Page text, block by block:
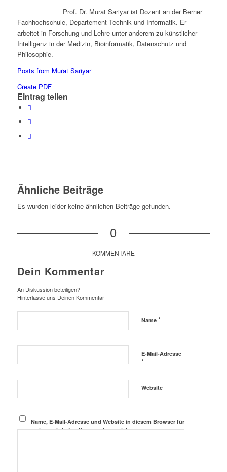
Prof. Dr. Murat Sariyar ist Dozent an der Berner
Fachhochschule, Departement Technik und Informatik. Er
arbeitet in Forschung und Lehre unter anderem zu künstlicher
Intelligenz in der Medizin, Bioinformatik, Datenschutz und
Philosophie.
Posts from Murat Sariyar
Create PDF
Eintrag teilen
Ähnliche Beiträge
Es wurden leider keine ähnlichen Beiträge gefunden.
0
KOMMENTARE
Dein Kommentar
An Diskussion beteiligen?
Hinterlasse uns Deinen Kommentar!
Name *
E-Mail-Adresse
*
Website
Name, E-Mail-Adresse und Website in diesem Browser für
meinen nächsten Kommentar speichern.